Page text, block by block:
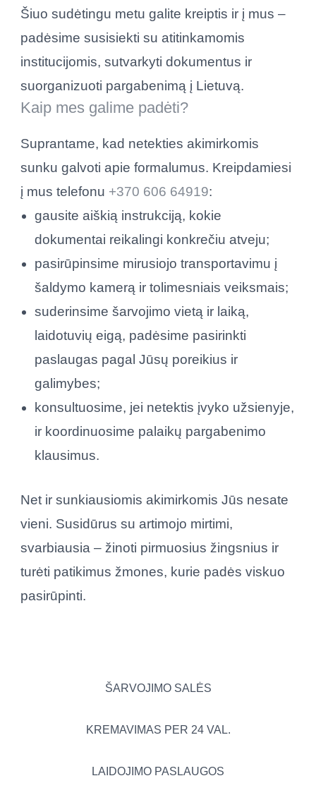
Šiuo sudėtingu metu galite kreiptis ir į mus –
padėsime susisiekti su atitinkamomis
institucijomis, sutvarkyti dokumentus ir
suorganizuoti pargabenimą į Lietuvą.
Kaip mes galime padėti?
Suprantame, kad netekties akimirkomis
sunku galvoti apie formalumus. Kreipdamiesi
į mus telefonu +370 606 64919:
gausite aiškią instrukciją, kokie
dokumentai reikalingi konkrečiu atveju;
pasirūpinsime mirusiojo transportavimu į
šaldymo kamerą ir tolimesniais veiksmais;
suderinsime šarvojimo vietą ir laiką,
laidotuvių eigą, padėsime pasirinkti
paslaugas pagal Jūsų poreikius ir
galimybes;
konsultuosime, jei netektis įvyko užsienyje,
ir koordinuosime palaikų pargabenimo
klausimus.
Net ir sunkiausiomis akimirkomis Jūs nesate
vieni. Susidūrus su artimojo mirtimi,
svarbiausia – žinoti pirmuosius žingsnius ir
turėti patikimus žmones, kurie padės viskuo
pasirūpinti.
ŠARVOJIMO SALĖS
KREMAVIMAS PER 24 VAL.
LAIDOJIMO PASLAUGOS